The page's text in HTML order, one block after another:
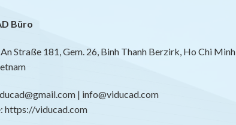
Büro
An Straße 181, Gem. 26, Binh Thanh Berzirk, Ho Chi Minh
| info@viducad.com
https://viducad.com